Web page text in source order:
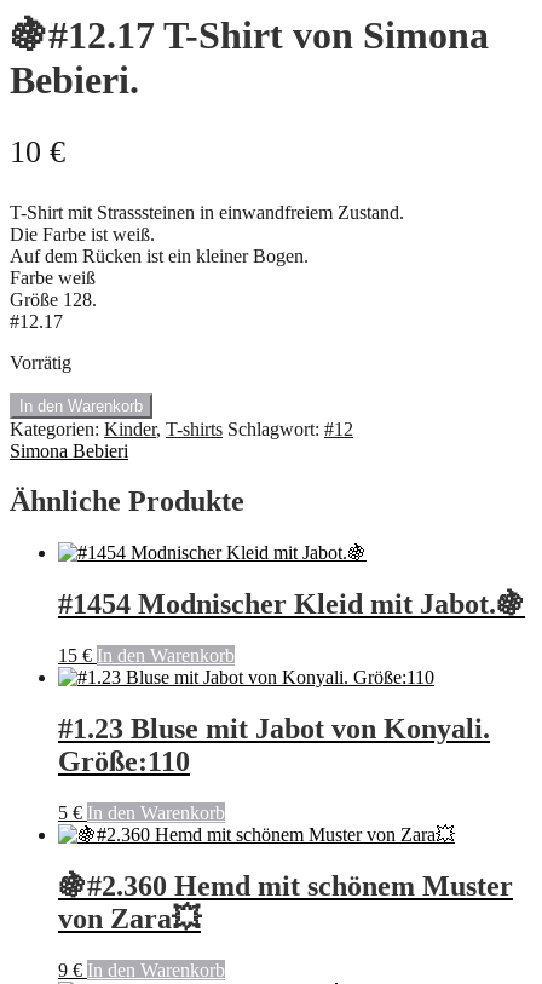
🍇#12.17 T-Shirt von Simona
Bebieri.
10 €
T-Shirt mit Strasssteinen in einwandfreiem Zustand.
Die Farbe ist weiß.
Auf dem Rücken ist ein kleiner Bogen.
Farbe weiß
Größe 128.
#12.17
Vorrätig
🍇
#12.17
T-
von
Simona
Menge
In den Warenkorb
Kategorien: Kinder, T-shirts Schlagwort: #12
Simona Bebieri
Ähnliche Produkte
#1454 Modnischer Kleid mit Jabot.🍇
15 € In den Warenkorb
#1.23 Bluse mit Jabot von Konyali.
Größe:110
5 € In den Warenkorb
🍇#2.360 Hemd mit schönem Muster
von Zara💥
9 € In den Warenkorb